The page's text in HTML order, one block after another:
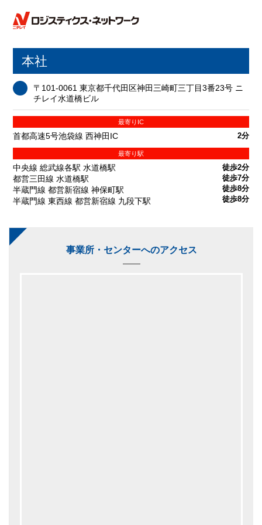
本社
〒101-0061 東京都千代田区神田三崎町三丁目3番23号 ニ
チレイ水道橋ビル
最寄りIC
首都高速5号池袋線 西神田IC 2分
最寄り駅
中央線 総武線各駅 水道橋駅
都営三田線 水道橋駅
半蔵門線 都営新宿線 神保町駅
半蔵門線 東西線 都営新宿線 九段下駅
徒歩2分
徒歩7分
徒歩8分
徒歩8分
事業所・センターへのアクセス